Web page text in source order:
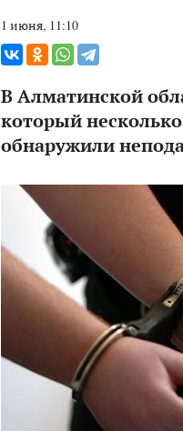
1 июня, 11:10
В Алматинской
который
обнаружили